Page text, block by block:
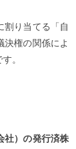
割り当てる「自
決権の関係によ
。
社）の発行済株